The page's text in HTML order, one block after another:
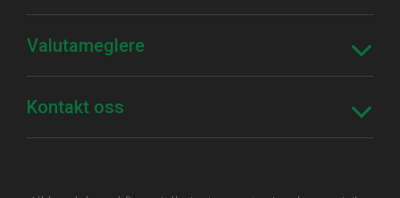
Valutameglere
Kontakt oss